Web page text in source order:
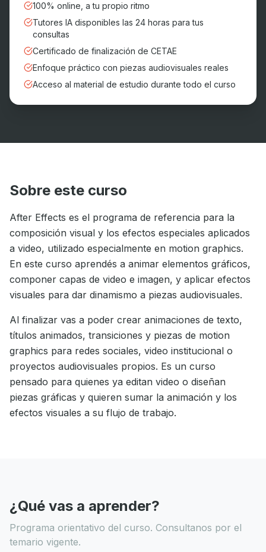
100% online, a tu propio ritmo
Tutores IA disponibles las 24 horas para tus
consultas
Certificado de finalización de CETAE
Enfoque práctico con piezas audiovisuales reales
Acceso al material de estudio durante todo el curso
Sobre este curso
After Effects es el programa de referencia para la
composición visual y los efectos especiales aplicados
a video, utilizado especialmente en motion graphics.
En este curso aprendés a animar elementos gráficos,
componer capas de video e imagen, y aplicar efectos
visuales para dar dinamismo a piezas audiovisuales.
Al finalizar vas a poder crear animaciones de texto,
títulos animados, transiciones y piezas de motion
graphics para redes sociales, video institucional o
proyectos audiovisuales propios. Es un curso
pensado para quienes ya editan video o diseñan
piezas gráficas y quieren sumar la animación y los
efectos visuales a su flujo de trabajo.
¿Qué vas a aprender?
Programa orientativo del curso. Consultanos por el
temario vigente.